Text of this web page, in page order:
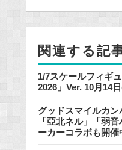
k
関連する記
1/7スケールフィギ
2026」Ver. 10月14
グッドスマイルカ
「亞北ネル」「弱
ーカーコラボも開催